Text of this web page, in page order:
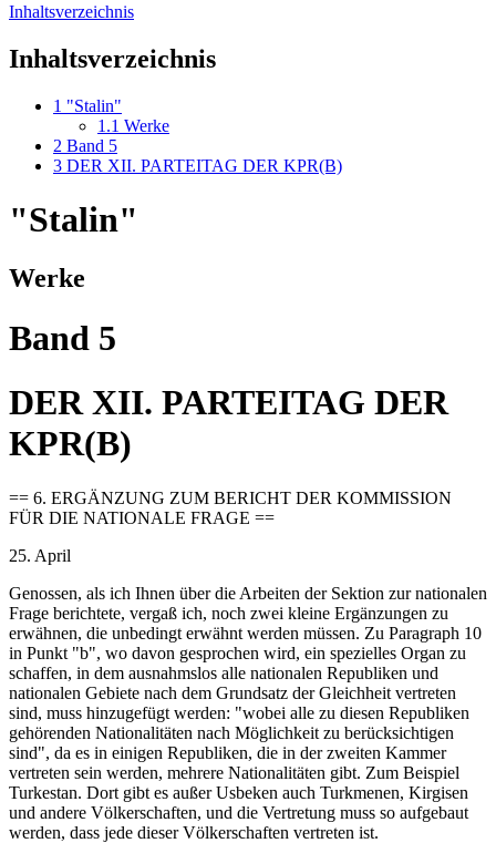
Inhaltsverzeichnis
Inhaltsverzeichnis
1 "Stalin"
1.1 Werke
2 Band 5
3 DER XII. PARTEITAG DER KPR(B)
"Stalin"
Werke
Band 5
DER XII. PARTEITAG DER
KPR(B)
== 6. ERGÄNZUNG ZUM BERICHT DER KOMMISSION
FÜR DIE NATIONALE FRAGE ==
25. April
Genossen, als ich Ihnen über die Arbeiten der Sektion zur nationalen
Frage berichtete, vergaß ich, noch zwei kleine Ergänzungen zu
erwähnen, die unbedingt erwähnt werden müssen. Zu Paragraph 10
in Punkt "b", wo davon gesprochen wird, ein spezielles Organ zu
schaffen, in dem ausnahmslos alle nationalen Republiken und
nationalen Gebiete nach dem Grundsatz der Gleichheit vertreten
sind, muss hinzugefügt werden: "wobei alle zu diesen Republiken
gehörenden Nationalitäten nach Möglichkeit zu berücksichtigen
sind", da es in einigen Republiken, die in der zweiten Kammer
vertreten sein werden, mehrere Nationalitäten gibt. Zum Beispiel
Turkestan. Dort gibt es außer Usbeken auch Turkmenen, Kirgisen
und andere Völkerschaften, und die Vertretung muss so aufgebaut
werden, dass jede dieser Völkerschaften vertreten ist.